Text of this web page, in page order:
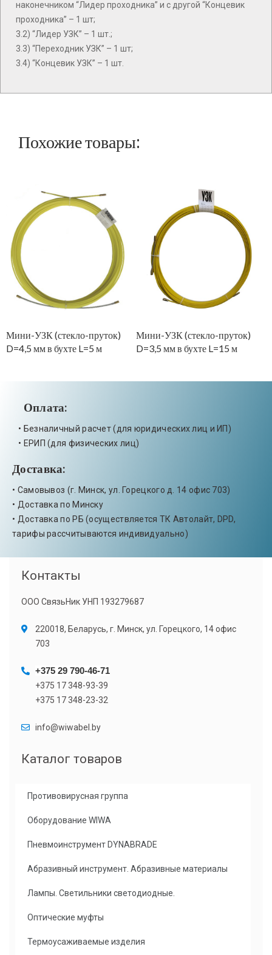
наконечником “Лидер проходника” и с другой “Концевик
проходника” – 1 шт;
3.2) “Лидер УЗК” – 1 шт.;
3.3) “Переходник УЗК” – 1 шт;
3.4) “Концевик УЗК” – 1 шт.
Похожие товары:
Мини-УЗК (стекло-пруток)
D=4,5 мм в бухте L=5 м
Мини-УЗК (стекло-пруток)
D=3,5 мм в бухте L=15 м
Оплата:
• Безналичный расчет (для юридических лиц и ИП)
• ЕРИП (для физических лиц)
Доставка:
• Самовывоз (г. Минск, ул. Горецкого д. 14 офис 703)
• Доставка по Минску
• Доставка по РБ (осуществляется ТК Автолайт, DPD,
тарифы рассчитываются индивидуально)
Контакты
ООО СвязьНик УНП 193279687
220018, Беларусь, г. Минск, ул. Горецкого, 14 офис
703
+375 29 790-46-71
+375 17 348-93-39
+375 17 348-23-32
info@wiwabel.by
Каталог товаров
Противовирусная группа
Оборудование WIWA
Пневмоинструмент DYNABRADE
Абразивный инструмент. Абразивные материалы
Лампы. Светильники светодиодные.
Оптические муфты
Термоусаживаемые изделия